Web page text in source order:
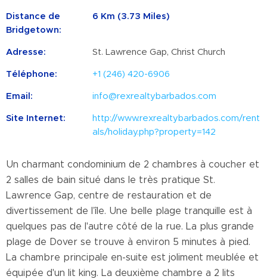
Distance de
Bridgetown:
6 Km (3.73 Miles)
Adresse: St. Lawrence Gap, Christ Church
Téléphone: +1 (246) 420-6906
Email: info@rexrealtybarbados.com
Site Internet:
http://www.rexrealtybarbados.com/rent
als/holiday.php?property=142
Un charmant condominium de 2 chambres à coucher et
2 salles de bain situé dans le très pratique St.
Lawrence Gap, centre de restauration et de
divertissement de l’île. Une belle plage tranquille est à
quelques pas de l'autre côté de la rue. La plus grande
plage de Dover se trouve à environ 5 minutes à pied.
La chambre principale en-suite est joliment meublée et
équipée d'un lit king. La deuxième chambre a 2 lits